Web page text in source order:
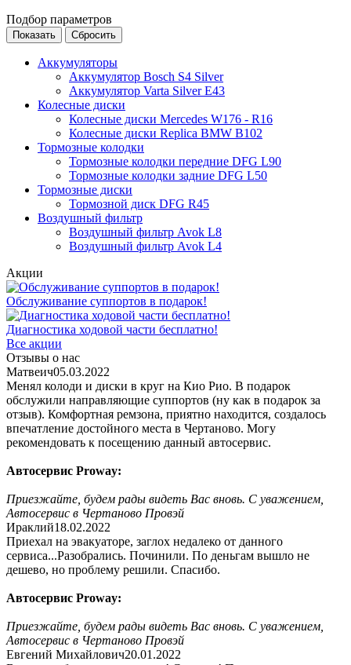
Подбор параметров
Аккумуляторы
Аккумулятор Bosch S4 Silver
Аккумулятор Varta Silver E43
Колесные диски
Колесные диски Mercedes W176 - R16
Колесные диски Replica BMW B102
Тормозные колодки
Тормозные колодки передние DFG L90
Тормозные колодки задние DFG L50
Тормозные диски
Тормозной диск DFG R45
Воздушный фильтр
Воздушный фильтр Avok L8
Воздушный фильтр Avok L4
Акции
Обслуживание суппортов в подарок!
Диагностика ходовой части бесплатно!
Все акции
Отзывы о нас
Матвеич05.03.2022
Менял колоди и диски в круг на Кио Рио. В подарок
обслужили направляющие суппортов (ну как в подарок за
отзыв). Комфортная ремзона, приятно находится, создалось
впечатление достойного места в Чертаново. Могу
рекомендовать к посещению данный автосервис.
Автосервис Proway:
Приезжайте, будем рады видеть Вас вновь. С уважением,
Автосервис в Чертаново Провэй
Ираклий18.02.2022
Приехал на эвакуаторе, заглох недалеко от данного
сервиса...Разобрались. Починили. По деньгам вышло не
дешево, но проблему решили. Спасибо.
Автосервис Proway:
Приезжайте, будем рады видеть Вас вновь. С уважением,
Автосервис в Чертаново Провэй
Евгений Михайлович20.01.2022